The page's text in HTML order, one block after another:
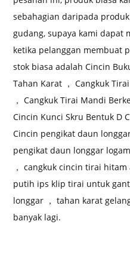
sebahagian daripada
gudang, supaya kami dapat
ketika pelanggan membuat
stok biasa adalah Cincin
Tahan Karat ， Cangkuk
， Cangkuk Tirai Mandi
Cincin Kunci Skru Bentuk D
Cincin pengikat daun
pengikat daun longgar
， cangkuk cincin tirai
putih ips klip tirai untuk
longgar ， tahan karat
banyak lagi.